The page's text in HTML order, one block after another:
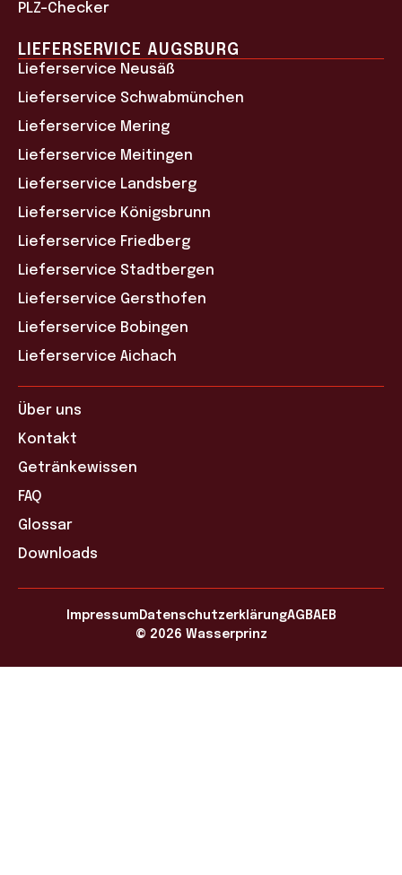
PLZ-Checker
LIEFERSERVICE AUGSBURG
Lieferservice Neusäß
Lieferservice Schwabmünchen
Lieferservice Mering
Lieferservice Meitingen
Lieferservice Landsberg
Lieferservice Königsbrunn
Lieferservice Friedberg
Lieferservice Stadtbergen
Lieferservice Gersthofen
Lieferservice Bobingen
Lieferservice Aichach
Über uns
Kontakt
Getränkewissen
FAQ
Glossar
Downloads
© 2026 Wasserprinz
Impressum DatenschutzerklärungAGBAEB